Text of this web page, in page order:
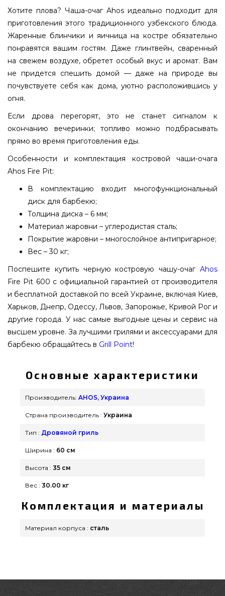
Хотите плова? Чаша-очаг Ahos идеально подходит для
приготовления этого традиционного узбекского блюда.
Жаренные блинчики и яичница на костре обязательно
понравятся вашим гостям. Даже глинтвейн, сваренный
на свежем воздухе, обретет особый вкус и аромат. Вам
не придется спешить домой — даже на природе вы
почувствуете себя как дома, уютно расположившись у
огня.
Если дрова перегорят, это не станет сигналом к
окончанию вечеринки; топливо можно подбрасывать
прямо во время приготовления еды.
Особенности и комплектация костровой чаши-очага
Ahos Fire Pit:
В комплектацию входит многофункциональный
диск для барбекю;
Толщина диска – 6 мм;
Материал жаровни – углеродистая сталь;
Покрытие жаровни – многослойное антипригарное;
Вес – 30 кг;
Поспешите купить черную костровую чашу-очаг Ahos
Fire Pit 600 с официальной гарантией от производителя
и бесплатной доставкой по всей Украине, включая Киев,
Харьков, Днепр, Одессу, Львов, Запорожье, Кривой Рог и
другие города. У нас самые выгодные цены и сервис на
высшем уровне. За лучшими грилями и аксессуарами для
барбекю обращайтесь в Grill Point!
Основные характеристики
Производитель: AHOS, Украина
Страна производитель : Украина
Тип : Дровяной гриль
Ширина : 60 см
Высота : 35 см
Вес : 30.00 кг
Комплектация и материалы
Материал корпуса : сталь